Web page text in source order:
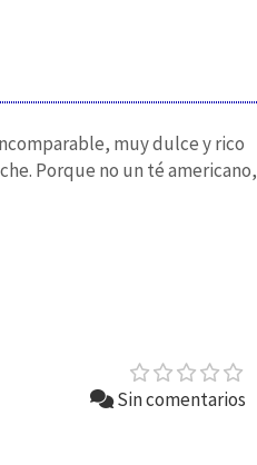
muy dulce y rico
Porque no un té americano,
Sin comentarios